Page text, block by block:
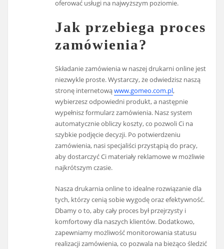
oferować usługi na najwyższym poziomie.
Jak przebiega proces
zamówienia?
Składanie zamówienia w naszej drukarni online jest
niezwykle proste. Wystarczy, że odwiedzisz naszą
stronę internetowąwww.gomeo.com.pl,
wybierzesz odpowiedni produkt, a następnie
wypełnisz formularz zamówienia. Nasz system
automatycznie obliczy koszty, co pozwoli Ci na
szybkie podjęcie decyzji. Po potwierdzeniu
zamówienia, nasi specjaliści przystąpią do pracy,
aby dostarczyć Ci materiały reklamowe w możliwie
najkrótszym czasie.
Nasza drukarnia online to idealne rozwiązanie dla
tych, którzy cenią sobie wygodę oraz efektywność.
Dbamy o to, aby cały proces był przejrzysty i
komfortowy dla naszych klientów. Dodatkowo,
zapewniamy możliwość monitorowania statusu
realizacji zamówienia, co pozwala na bieżąco śledzić